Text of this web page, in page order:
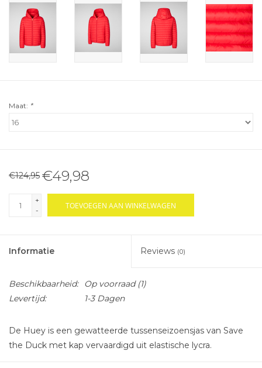
Maat: *
€124,95 €49,98
+
-
TOEVOEGEN AAN WINKELWAGEN
Informatie Reviews (0)
Beschikbaarheid: Op voorraad(1)
Levertijd:
1-3 Dagen
De Huey is een gewatteerde tussenseizoensjas van Save
the Duck met kap vervaardigd uit elastische lycra.